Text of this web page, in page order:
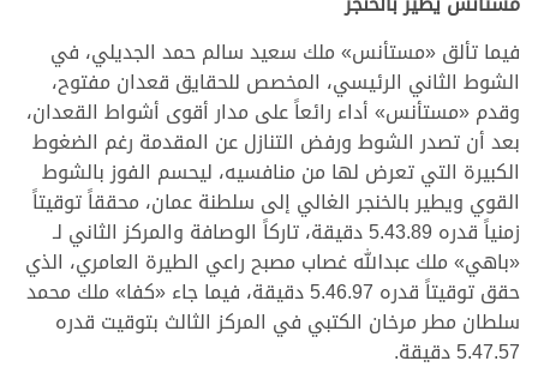
فيما تألق «مستأنس» ملك سعيد سالم حمد الجديلي، في
الشوط الثاني الرئيسي، المخصص للحقايق قعدان مفتوح،
وقدم «مستأنس» أداء رائعاً على مدار أقوى أشواط القعدان،
بعد أن تصدر الشوط ورفض التنازل عن المقدمة رغم الضغوط
الكبيرة التي تعرض لها من منافسيه، ليحسم الفوز بالشوط
القوي ويطير بالخنجر الغالي إلى سلطنة عمان، محققاً توقيتاً
زمنياً قدره 5.43.89 دقيقة، تاركاً الوصافة والمركز الثاني لـ
«باهي» ملك عبدالله غصاب مصبح راعي الطيرة العامري، الذي
حقق توقيتاً قدره 5.46.97 دقيقة، فيما جاء «كفا» ملك محمد
سلطان مطر مرخان الكتبي في المركز الثالث بتوقيت قدره
5.47.57 دقيقة.